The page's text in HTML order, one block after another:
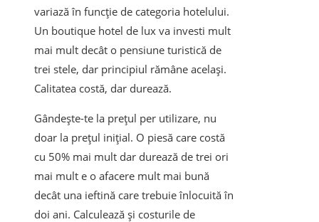
variază în funcție de categoria hotelului.
Un boutique hotel de lux va investi mult
mai mult decât o pensiune turistică de
trei stele, dar principiul rămâne același.
Calitatea costă, dar durează.
Gândește-te la prețul per utilizare, nu
doar la prețul inițial. O piesă care costă
cu 50% mai mult dar durează de trei ori
mai mult e o afacere mult mai bună
decât una ieftină care trebuie înlocuită în
doi ani. Calculează și costurile de